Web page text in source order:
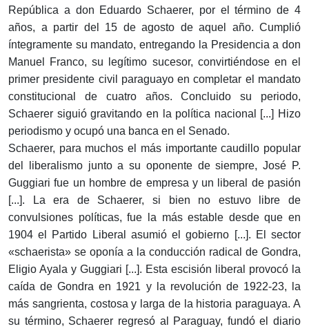
República a don Eduardo Schaerer, por el término de 4
años, a partir del 15 de agosto de aquel año. Cumplió
íntegramente su mandato, entregando la Presidencia a don
Manuel Franco, su legítimo sucesor, convirtiéndose en el
primer presidente civil paraguayo en completar el mandato
constitucional de cuatro años. Concluido su periodo,
Schaerer siguió gravitando en la política nacional [...] Hizo
periodismo y ocupó una banca en el Senado.
Schaerer, para muchos el más importante caudillo popular
del liberalismo junto a su oponente de siempre, José P.
Guggiari fue un hombre de empresa y un liberal de pasión
[...]. La era de Schaerer, si bien no estuvo libre de
convulsiones políticas, fue la más estable desde que en
1904 el Partido Liberal asumió el gobierno [...]. El sector
«schaerista» se oponía a la conducción radical de Gondra,
Eligio Ayala y Guggiari [...]. Esta escisión liberal provocó la
caída de Gondra en 1921 y la revolución de 1922-23, la
más sangrienta, costosa y larga de la historia paraguaya. A
su término, Schaerer regresó al Paraguay, fundó el diario